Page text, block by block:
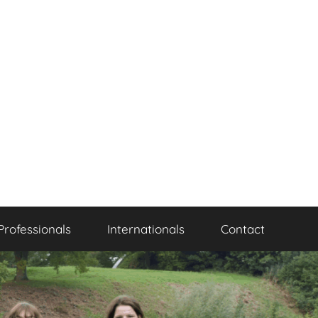
Internationals Contact